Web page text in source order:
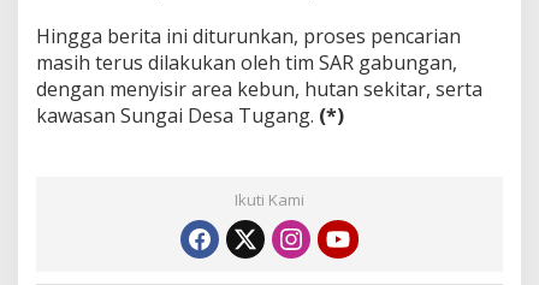
Hingga berita ini diturunkan, proses pencarian
masih terus dilakukan oleh tim SAR gabungan,
dengan menyisir area kebun, hutan sekitar, serta
kawasan Sungai Desa Tugang. (*)
Ikuti Kami